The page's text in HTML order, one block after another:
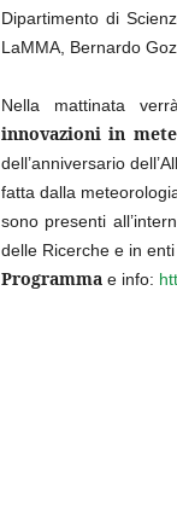
Dipartimento di
LaMMA, Bernardo
Nella mattinata
innovazioni in
dell’anniversario
fatta dalla
sono presenti
delle Ricerche e in
Programmae info: